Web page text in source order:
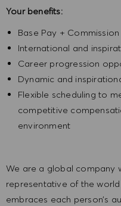
Your benefits:
Base Pay + Commission
International and
Career progression
Dynamic and
Flexible scheduling to
competitive
environment
We are a global company
representative of the
embraces each person’s